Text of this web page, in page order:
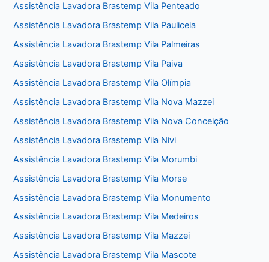
Assistência Lavadora Brastemp Vila Penteado
Assistência Lavadora Brastemp Vila Pauliceia
Assistência Lavadora Brastemp Vila Palmeiras
Assistência Lavadora Brastemp Vila Paiva
Assistência Lavadora Brastemp Vila Olímpia
Assistência Lavadora Brastemp Vila Nova Mazzei
Assistência Lavadora Brastemp Vila Nova Conceição
Assistência Lavadora Brastemp Vila Nivi
Assistência Lavadora Brastemp Vila Morumbi
Assistência Lavadora Brastemp Vila Morse
Assistência Lavadora Brastemp Vila Monumento
Assistência Lavadora Brastemp Vila Medeiros
Assistência Lavadora Brastemp Vila Mazzei
Assistência Lavadora Brastemp Vila Mascote